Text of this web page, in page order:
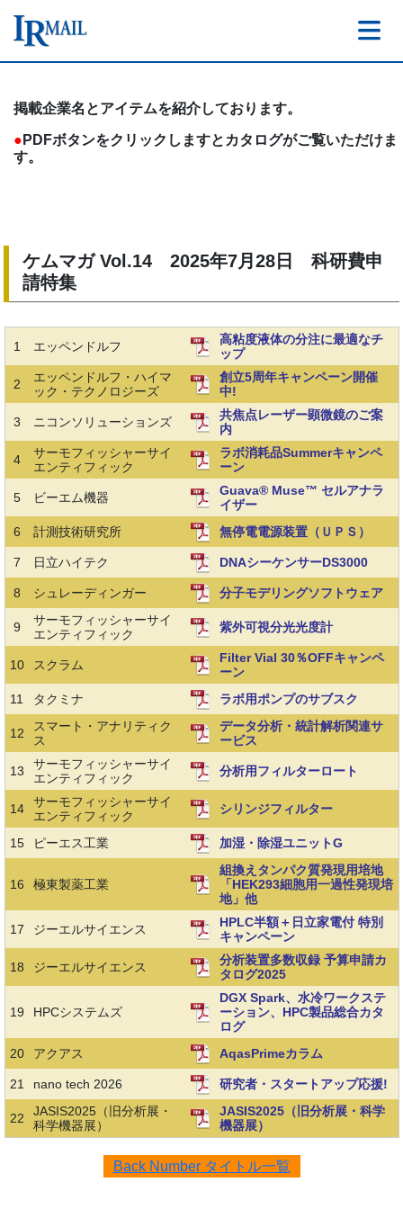
掲載企業名とアイテムを紹介しております。
● PDFボタンをクリックしますとカタログがご覧いただけま
す。
ケムマガ Vol.14 2025年7月28日 科研費申
請特集
1 エッペンドルフ
高粘度液体の分注に最適なチ
ップ
2
エッペンドルフ・ハイマ
ック・テクノロジーズ
創立5周年キャンペーン開催
中!
3 ニコンソリューションズ
共焦点レーザー顕微鏡のご案
内
4
サーモフィッシャーサイ
エンティフィック
ラボ消耗品Summerキャンペ
ーン
5 ビーエム機器
Guava® Muse™ セルアナラ
イザー
6
計測技術研究所 無停電電源装置（ＵＰＳ）
7 日立ハイテク DNAシーケンサーDS3000
8 シュレーディンガー 分子モデリングソフトウェア
9
サーモフィッシャーサイ
エンティフィック
紫外可視分光光度計
10 スクラム
Filter Vial 30％OFFキャンペ
ーン
11
タクミナ ラボ用ポンプのサブスク
12
スマート・アナリティク
ス
データ分析・統計解析関連サ
ービス
13
サーモフィッシャーサイ
エンティフィック
分析用フィルターロート
14
サーモフィッシャーサイ
エンティフィック
シリンジフィルター
15 ピーエス工業 加湿・除湿ユニットG
16 極東製薬工業
組換えタンパク質発現用培地
「HEK293細胞用一過性発現培
地」他
17 ジーエルサイエンス
HPLC半額＋日立家電付 特別
キャンペーン
18 ジーエルサイエンス
分析装置多数収録 予算申請カ
タログ2025
19 HPCシステムズ
DGX Spark、水冷ワークステ
ーション、HPC製品総合カタ
ログ
20
アクアス AqasPrimeカラム
21 nano tech 2026 研究者・スタートアップ応援!
22
JASIS2025（旧分析展・
科学機器展）
JASIS2025（旧分析展・科学
機器展）
Back Number タイトル一覧